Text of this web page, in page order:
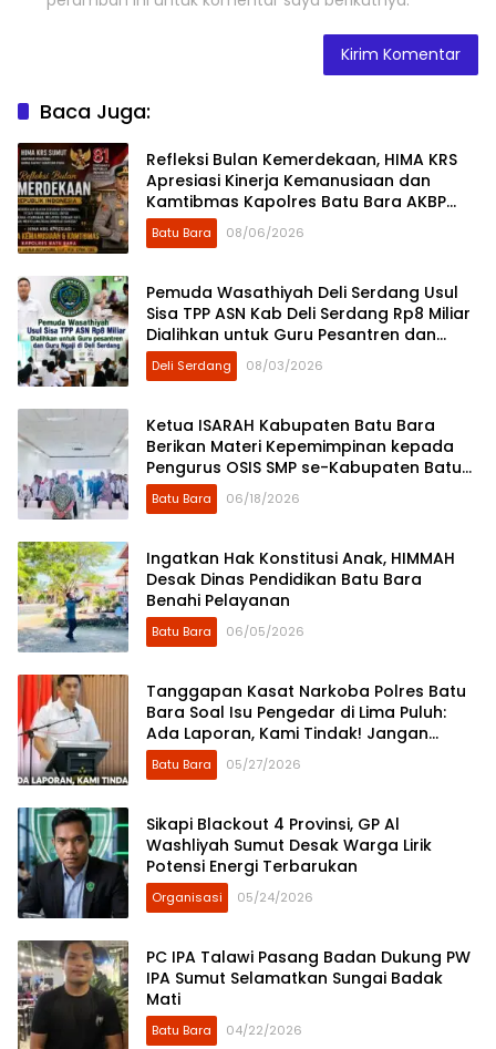
Baca Juga:
Refleksi Bulan Kemerdekaan, HIMA KRS
Apresiasi Kinerja Kemanusiaan dan
Kamtibmas Kapolres Batu Bara AKBP
Dony Satria Wicaksono
Batu Bara 08/06/2026
Pemuda Wasathiyah Deli Serdang Usul
Sisa TPP ASN Kab Deli Serdang Rp8 Miliar
Dialihkan untuk Guru Pesantren dan
Guru Ngaji
Deli Serdang 08/03/2026
Ketua ISARAH Kabupaten Batu Bara
Berikan Materi Kepemimpinan kepada
Pengurus OSIS SMP se-Kabupaten Batu
Bara
Batu Bara 06/18/2026
Ingatkan Hak Konstitusi Anak, HIMMAH
Desak Dinas Pendidikan Batu Bara
Benahi Pelayanan
Batu Bara 06/05/2026
Tanggapan Kasat Narkoba Polres Batu
Bara Soal Isu Pengedar di Lima Puluh:
Ada Laporan, Kami Tindak! Jangan
Batu Bara 05/27/2026
Sikapi Blackout 4 Provinsi, GP Al
Washliyah Sumut Desak Warga Lirik
Potensi Energi Terbarukan
Organisasi 05/24/2026
PC IPA Talawi Pasang Badan Dukung PW
IPA Sumut Selamatkan Sungai Badak
Mati
Batu Bara 04/22/2026